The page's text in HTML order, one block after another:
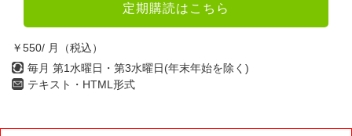
定期購読はこちら
￥550/ 月（税込）
毎月 第1水曜日・第3水曜日(年末年始を除く)
テキスト・HTML形式